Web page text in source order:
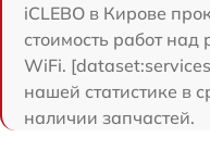
iCLEBO в Кирове
стоимость работ над
WiFi.
нашей статистике в
наличии запчастей.